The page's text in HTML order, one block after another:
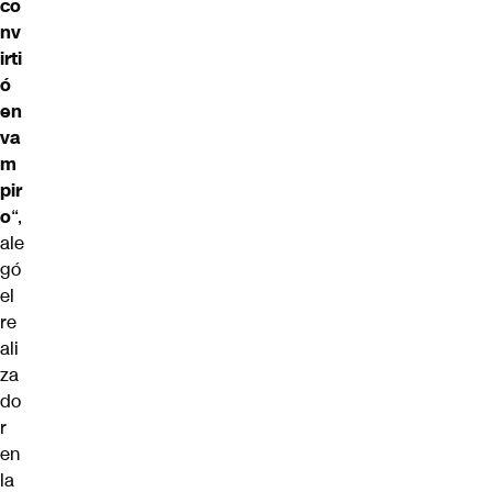
co
nv
irti
ó
en
va
m
pir
o“,
ale
gó
el
re
ali
za
do
r
en
la